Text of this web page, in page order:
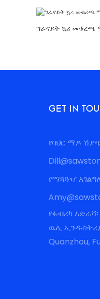
ግራናይት ኳሪ መቁረጫ
GET IN
የባህር ማዶ
የማጓጓዣ
የፋብሪካ
ዉሊ
Quanzhou,